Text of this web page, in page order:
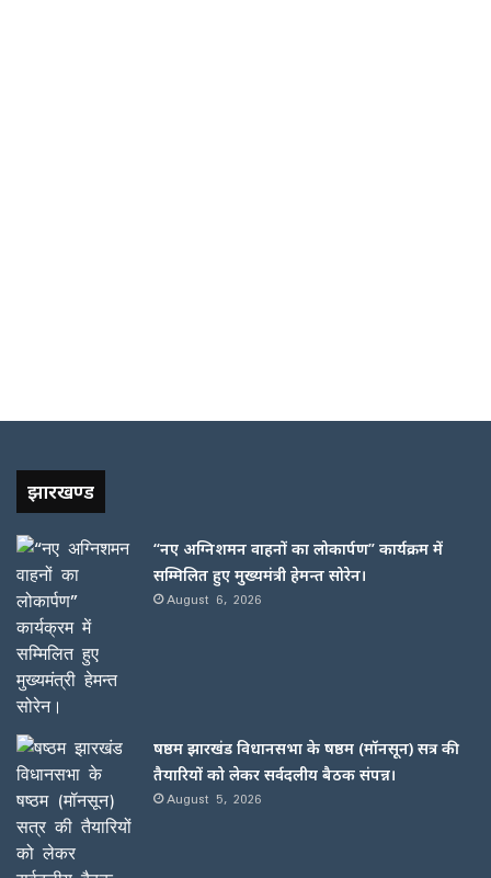
झारखण्ड
“नए अग्निशमन वाहनों का लोकार्पण” कार्यक्रम में
सम्मिलित हुए मुख्यमंत्री हेमन्त सोरेन।
August 6, 2026
षष्ठम झारखंड विधानसभा के षष्ठम (मॉनसून) सत्र की
तैयारियों को लेकर सर्वदलीय बैठक संपन्न।
August 5, 2026